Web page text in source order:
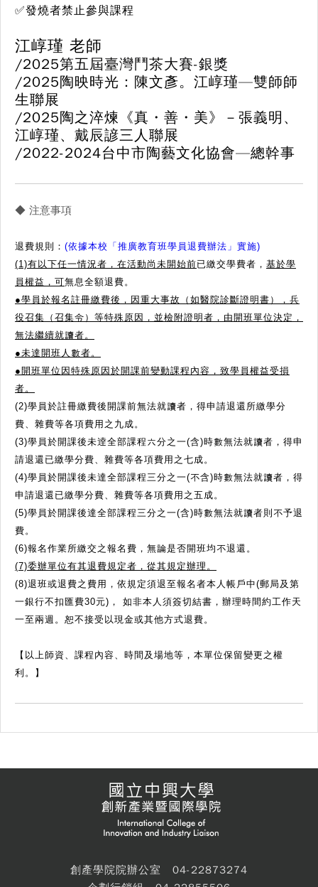
✅發燒者禁止參與課程
江崞瑾 老師
/2025第五屆臺灣鬥茶大賽-銀獎
/2025陶映時光：陳文彥。江崞瑾—雙師師
生聯展
/2025陶之淬煉《真・善・美》－張義明、
江崞瑾、戴辰諺三人聯展
/2022-2024台中市陶藝文化協會—總幹事
◆ 注意事項
退費規則： (依據本校「推廣教育班學員退費辦法」實施)
(1)有以下任一情況者，在活動尚未開始前已繳交學費者， 基於學
員權益，可無息全額退費。
●學員於報名註冊繳費後，因重大事故（如醫院診斷證明書），兵
役召集（召集令）等特殊原因，並檢附證明者，由開班單位決定，
無法繼續就讀者。
●未達開班人數者。
● 開班單位因特殊原因於開課前變動課程內容，致學員權益受損
者。
(2)學員於註冊繳費後開課前無法就讀者，得申請退還所繳學分
費、雜費等各項費用之九成。
(3)學員於開課後未逹全部課程六分之一(含)時數無法就讀者，得申
請退還已繳學分費、雜費等各項費用之七成。
(4)學員於開課後未達全部課程三分之一(不含)時數無法就讀者，得
申請退還已繳學分費、雜費等各項費用之五成。
(5)學員於開課後達全部課程三分之一(含)時數無法就讀者則不予退
費。
(6)報名作業所繳交之報名費，無論是否開班均不退還。
(7)委辦單位有其退費規定者，從其規定辦理。
(8)退班或退費之費用，依規定須退至報名者本人帳戶中(郵局及第
一銀行不扣匯費30元)， 如非本人須簽切結書，辦理時間約工作天
一至兩週。恕不接受以現金或其他方式退費。
【以上師資、課程內容、時間及場地等，本單位保留變更之權
利。】
創產學院院辦公室 04-22873274